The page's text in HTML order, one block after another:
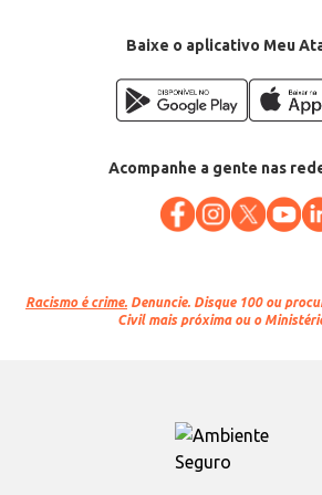
Baixe o aplicativo Meu
Acompanhe a gente nas
Racismo é crime. Denuncie. Disque 100 ou
Civil mais próxima ou o